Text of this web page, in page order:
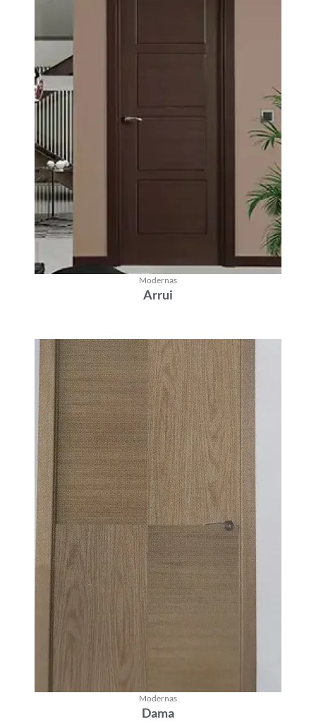
Modernas
Arrui
Modernas
Dama